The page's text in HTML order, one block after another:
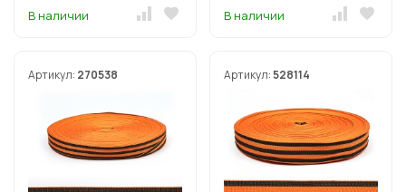
В наличии В наличии
Артикул: 270538 Артикул: 528114